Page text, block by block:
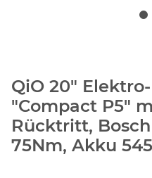
QiO 20"
"Compact P5"
Rücktritt,
75Nm, Akku